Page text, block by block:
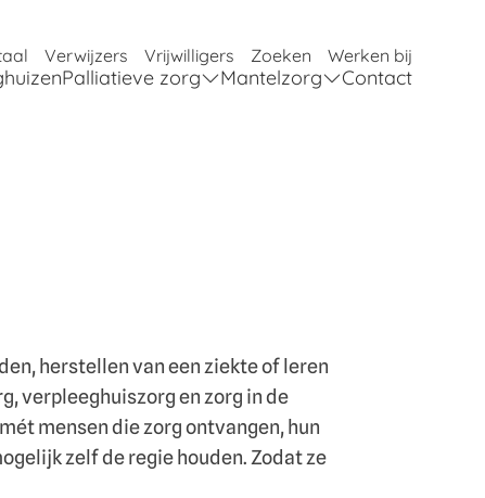
Verwijzers Vrijwilligers Zoeken Werken bij
Palliatieve zorg Mantelzorg Contact
herstellen van een ziekte of leren
verpleeghuiszorg en zorg in de
mensen die zorg ontvangen, hun
zelf de regie houden. Zodat ze